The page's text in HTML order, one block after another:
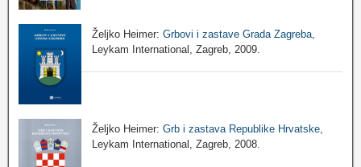
Željko Heimer: Grbovi i zastave Grada Zagreba
Leykam International, Zagreb, 2009.
Željko Heimer:Grb i zastava Republike Hrvatske
Leykam International, Zagreb, 2008.